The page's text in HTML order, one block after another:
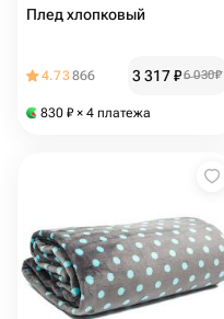
Плед хлопковый
4.73866 3 317₽6 030₽
830 ₽ × 4 платежа